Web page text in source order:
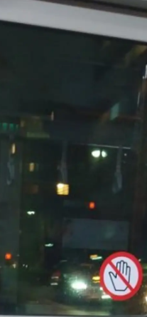
九州